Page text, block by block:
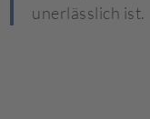
unerlässlich ist.